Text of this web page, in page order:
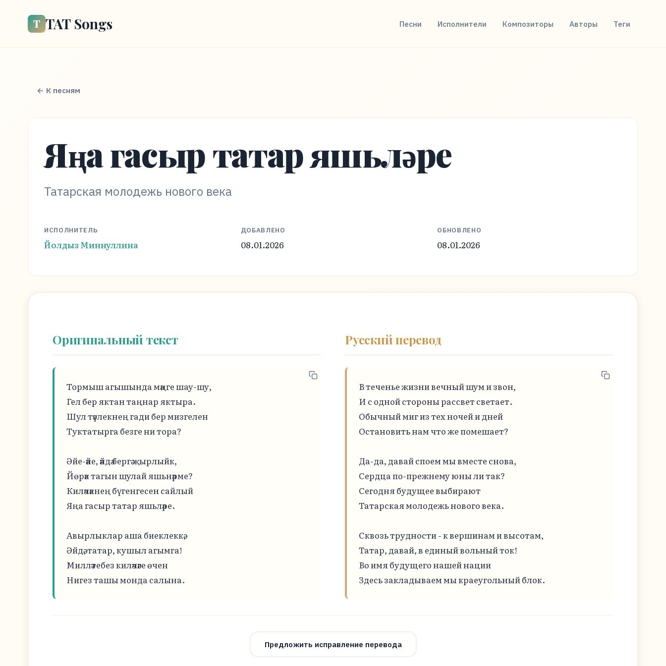
Т TAT Songs Песни Исполнители Композиторы Авторы Теги
← К песням
Яңа гасыр татар яшьләре
Татарская молодежь нового века
ИСПОЛНИТЕЛЬ
Йолдыз Миннуллина
ДОБАВЛЕНО
08.01.2026
ОБНОВЛЕНО
08.01.2026
Оригинальный текст
Тормыш агышында мәңге шау-шу,
Гел бер яктан таңнар яктыра.
Шул тәүлекнең гади бер мизгелен
Туктатырга безге ни тора?
Әйе-әйе, әйдә бергә җырлыйк,
Йөрәк тагын шулай яшьнәрме?
Киләчәкнең бүгенгесен сайлый
Яңа гасыр татар яшьләре.
Авырлыклар аша биеклеккә,
Әйдә, татар, кушыл агымга!
Милләтебез киләчәге өчен
Нигез ташы монда салына.
Русский перевод
В теченье жизни вечный шум и звон,
И с одной стороны рассвет светает.
Обычный миг из тех ночей и дней
Остановить нам что же помешает?
Да-да, давай споем мы вместе снова,
Сердца по-прежнему юны ли так?
Сегодня будущее выбирают
Татарская молодежь нового века.
Сквозь трудности - к вершинам и высотам,
Татар, давай, в единый вольный ток!
Во имя будущего нашей нации
Здесь закладываем мы краеугольный блок.
Предложить исправление перевода